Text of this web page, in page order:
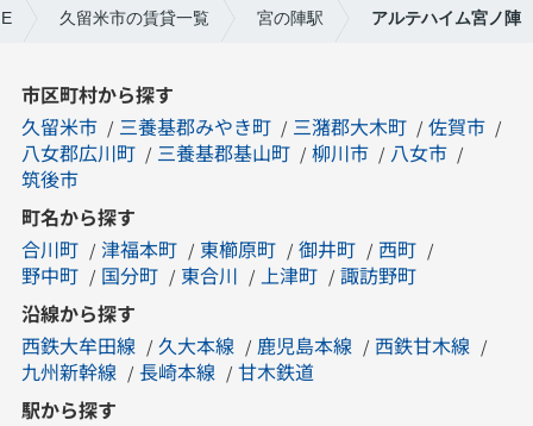
久留米市の賃貸一覧 宮の陣駅 アルテハイム宮ノ陣
市区町村から探す
久留米市
三養基郡みやき町 三潴郡大木町
佐賀市
八女郡広川町
三養基郡基山町 柳川市
八女市
筑後市
町名から探す
合川町
津福本町 東櫛原町 御井町
西町
野中町
国分町 東合川 上津町
諏訪野町
沿線から探す
西鉄大牟田線
久大本線 鹿児島本線
西鉄甘木線
九州新幹線
長崎本線
甘木鉄道
駅から探す